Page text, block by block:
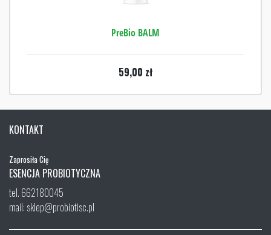
PreBio BALM
59,00 zł
KONTAKT
Zaprosiła Cię
ESENCJA PROBIOTYCZNA
tel. 662180045
mail: sklep@probiotisc.pl